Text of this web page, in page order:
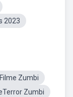
2023
Zumbi
Zumbi